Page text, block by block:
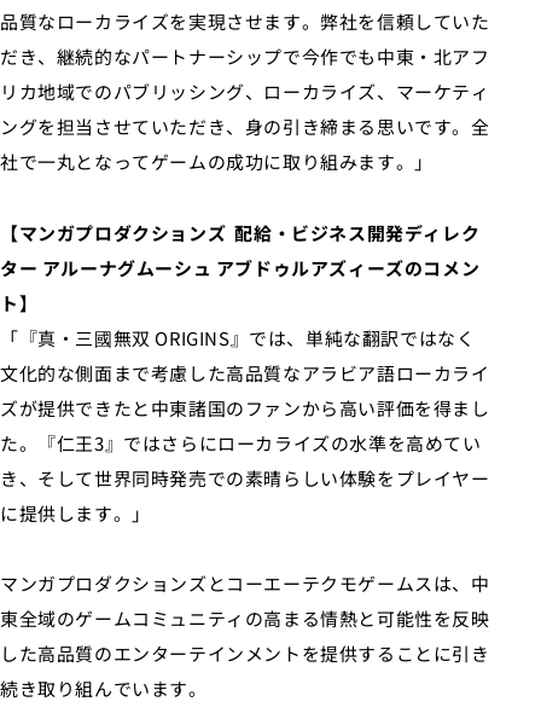
品質なローカライズを実現させます。弊社を信頼していた
だき、継続的なパートナーシップで今作でも中東・北アフ
リカ地域でのパブリッシング、ローカライズ、マーケティ
ングを担当させていただき、身の引き締まる思いです。全
社で一丸となってゲームの成功に取り組みます。」
【マンガプロダクションズ 配給・ビジネス開発ディレク
ター アルーナグムーシュ アブドゥルアズィーズのコメン
ト】
「『真・三國無双 ORIGINS』では、単純な翻訳ではなく
文化的な側面まで考慮した高品質なアラビア語ローカライ
ズが提供できたと中東諸国のファンから高い評価を得まし
た。『仁王3』ではさらにローカライズの水準を高めてい
き、そして世界同時発売での素晴らしい体験をプレイヤー
に提供します。」
マンガプロダクションズとコーエーテクモゲームスは、中
東全域のゲームコミュニティの高まる情熱と可能性を反映
した高品質のエンターテインメントを提供することに引き
続き取り組んでいます。